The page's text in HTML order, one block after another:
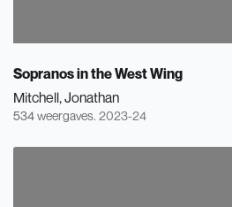
Sopranos in the West Wing
Mitchell, Jonathan
534 weergaves. 2023-24